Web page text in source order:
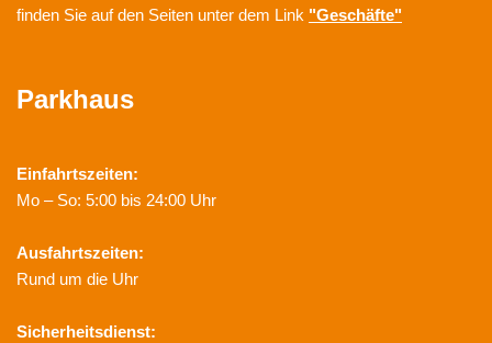
finden Sie auf den Seiten unter dem Link "Geschäfte"
Parkhaus
Einfahrtszeiten:
Mo – So: 5:00 bis 24:00 Uhr
Ausfahrtszeiten:
Rund um die Uhr
Sicherheitsdienst: